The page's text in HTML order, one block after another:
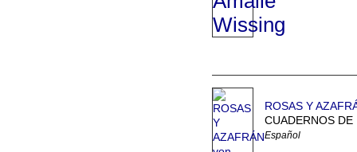
ROSAS Y
CUADERNOS DE
Español